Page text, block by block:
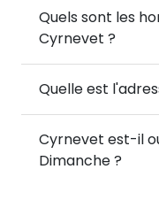
Quels sont les
Cyrnevet ?
Quelle est
Cyrnevet est-il
Dimanche ?